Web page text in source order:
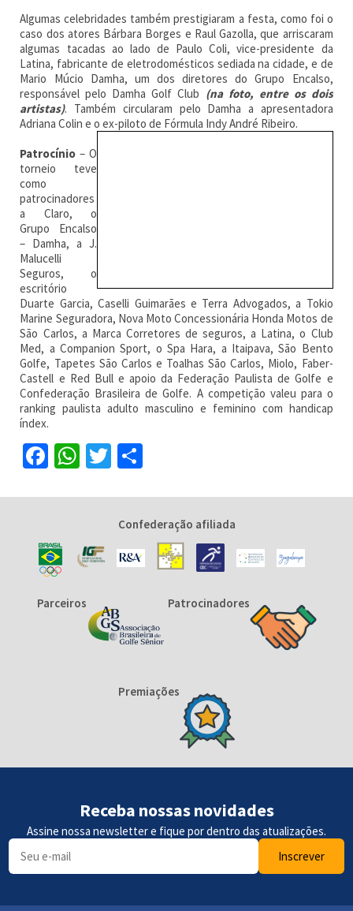
Algumas celebridades também prestigiaram a festa, como foi o
caso dos atores Bárbara Borges e Raul Gazolla, que arriscaram
algumas tacadas ao lado de Paulo Coli, vice-presidente da
Latina, fabricante de eletrodomésticos sediada na cidade, e de
Mario Múcio Damha, um dos diretores do Grupo Encalso,
responsável pelo Damha Golf Club (na foto, entre os dois
artistas). Também circularam pelo Damha a apresentadora
Adriana Colin e o ex-piloto de Fórmula Indy André Ribeiro.
Patrocínio – O
torneio teve
como
patrocinadores
a Claro, o
Grupo Encalso
– Damha, a J.
Malucelli
Seguros, o
escritório
Duarte Garcia, Caselli Guimarães e Terra Advogados, a Tokio
Marine Seguradora, Nova Moto Concessionária Honda Motos de
São Carlos, a Marca Corretores de seguros, a Latina, o Club
Med, a Companion Sport, o Spa Hara, a Itaipava, São Bento
Golfe, Tapetes São Carlos e Toalhas São Carlos, Miolo, Faber-
Castell e Red Bull e apoio da Federação Paulista de Golfe e
Confederação Brasileira de Golfe. A competição valeu para o
ranking paulista adulto masculino e feminino com handicap
índex.
Facebook
WhatsApp
Twitter
Confederação afiliada
Parceiros Patrocinadores
Premiações
Receba nossas novidades
Assine nossa newsletter e fique por dentro das atualizações.
Inscrever